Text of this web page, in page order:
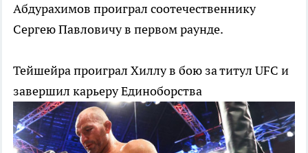
Абдурахимов проиграл соотечественнику
Сергею Павловичу в первом раунде.
Тейшейра проиграл Хиллу в бою за титул UFC и
завершил карьеруЕдиноборства